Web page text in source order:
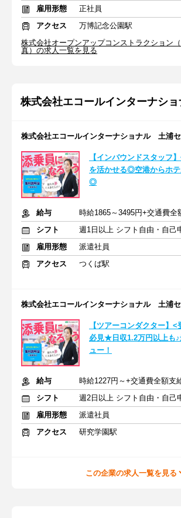
雇用形態
正社員
アクセス
万博記念公園駅
株式会社オープンアップコンストラクション
真）の求人一覧を見る
株式会社エコールインターナショ
株式会社エコールインターナショナル 土浦
【インバウンドスタッフ
を活かせる◎空港からホ
◎
給与
時給1865～3495円+交通費全
シフト
週1日以上 シフト自由・自己
雇用形態
派遣社員
アクセス
つくば駅
株式会社エコールインターナショナル 土浦
【ツアーコンダクター】
必見★日収1.2万円以上も
ュー！
給与
時給1227円～+交通費全額支
シフト
週2日以上 シフト自由・自己
雇用形態
派遣社員
アクセス
研究学園駅
この企業の求人一覧を見る